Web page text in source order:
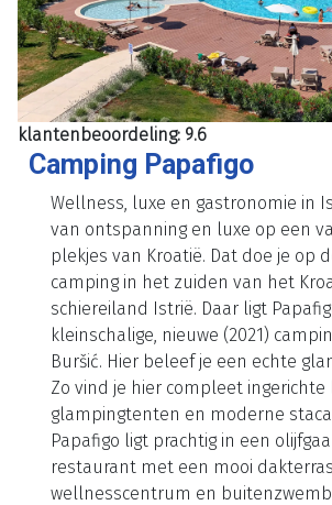
klantenbeoordeling: 9.6
Camping Papafigo
Wellness, luxe en gastronomie in
van ontspanning en luxe op een
plekjes van Kroatië. Dat doe je op
camping in het zuiden van het
schiereiland Istrië. Daar ligt
kleinschalige, nieuwe (2021)
Buršić. Hier beleef je een echte
Zo vind je hier compleet ingerichte
glampingtenten en moderne
Papafigo ligt prachtig in een
restaurant met een mooi
wellnesscentrum en